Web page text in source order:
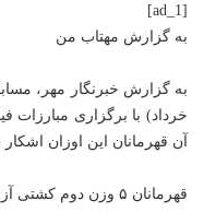
[ad_1]
به گزارش مهتاب من
آن قهرمانان این اوزان اشکار
قهرمانان ۵ وزن دوم کشتی آزاد به این شرح اشکار شدند: